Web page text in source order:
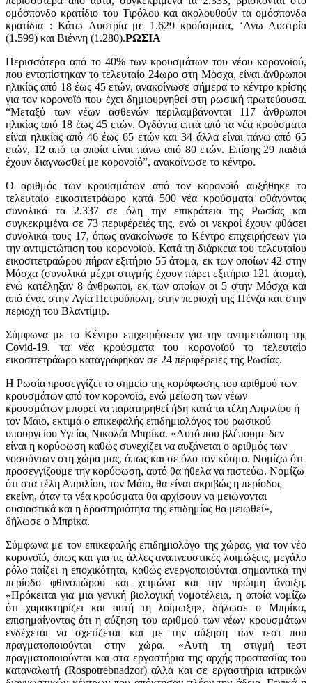
ομόσπονδο κρατίδιο του Τιρόλου και ακολουθούν τα ομόσπονδα
κρατίδια : Κάτω Αυστρία με 1.629 κρούσματα, ‘Ανω Αυστρία
(1.599) και Βιέννη (1.280).ΡΩΣΙΑ
Περισσότερα από το 40% των κρουσμάτων του νέου κορονοϊού,
που εντοπίστηκαν το τελευταίο 24ωρο στη Μόσχα, είναι άνθρωποι
ηλικίας από 18 έως 45 ετών, ανακοίνωσε σήμερα το κέντρο κρίσης
για τον κορονοϊό που έχει δημιουργηθεί στη ρωσική πρωτεύουσα.
“Μεταξύ των νέων ασθενών περιλαμβάνονται 117 άνθρωποι
ηλικίας από 18 έως 45 ετών. Ογδόντα επτά από τα νέα κρούσματα
είναι ηλικίας από 46 έως 65 ετών και 34 άλλα είναι πάνω από 65
ετών, 12 από τα οποία είναι πάνω από 80 ετών. Επίσης 29 παιδιά
έχουν διαγνωσθεί με κορονοϊό”, ανακοίνωσε το κέντρο.
Ο αριθμός των κρουσμάτων από τον κορονοϊό αυξήθηκε το
τελευταίο εικοσιτετράωρο κατά 500 νέα κρούσματα φθάνοντας
συνολικά τα 2.337 σε όλη την επικράτεια της Ρωσίας και
συγκεκριμένα σε 73 περιφέρειές της, ενώ οι νεκροί έχουν φθάσει
συνολικά τους 17, όπως ανακοίνωσε το Κέντρο επιχειρήσεων για
την αντιμετώπιση του κορονοϊού. Κατά τη διάρκεια του τελευταίου
εικοσιτετραώρου πήραν εξιτήριο 55 άτομα, εκ των οποίων 42 στην
Μόσχα (συνολικά μέχρι στιγμής έχουν πάρει εξιτήριο 121 άτομα),
ενώ κατέληξαν 8 άνθρωποι, εκ των οποίων οι 5 στην Μόσχα και
από ένας στην Αγία Πετρούπολη, στην περιοχή της Πένζα και στην
περιοχή του Βλαντίμιρ.
Σύμφωνα με το Κέντρο επιχειρήσεων για την αντιμετώπιση της
Covid-19, τα νέα κρούσματα του κορονοϊού το τελευταίο
εικοσιτετράωρο καταγράφηκαν σε 24 περιφέρειες της Ρωσίας.
Η Ρωσία προσεγγίζει το σημείο της κορύφωσης του αριθμού των
κρουσμάτων από τον κορονοϊό, ενώ μείωση των νέων
κρουσμάτων μπορεί να παρατηρηθεί ήδη κατά τα τέλη Απριλίου ή
τον Μάιο, εκτιμά ο επικεφαλής επιδημιολόγος του ρωσικού
υπουργείου Υγείας Νικολάι Μπρίκα. «Αυτό που βλέπουμε δεν
είναι η κορύφωση καθώς συνεχίζει να αυξάνεται ο αριθμός των
νοσούντων στη χώρα μας, όπως και σε όλο τον κόσμο. Νομίζω ότι
προσεγγίζουμε την κορύφωση, αυτό θα ήθελα να πιστεύω. Νομίζω
ότι στα τέλη Απριλίου, τον Μάιο, θα είναι ακριβώς η περίοδος
εκείνη, όταν τα νέα κρούσματα θα αρχίσουν να μειώνονται
ουσιαστικά και η δραστηριότητα της επιδημίας θα μειωθεί»,
δήλωσε ο Μπρίκα.
Σύμφωνα με τον επικεφαλής επιδημιολόγο της χώρας, για τον νέο
κορονοϊό, όπως και για τις άλλες αναπνευστικές λοιμώξεις, μεγάλο
ρόλο παίζει η εποχικότητα, καθώς ενεργοποιούνται σημαντικά την
περίοδο φθινοπώρου και χειμώνα και την πρώιμη άνοιξη.
«Πρόκειται για μια γενική βιολογική νομοτέλεια, η οποία νομίζω
ότι χαρακτηρίζει και αυτή τη λοίμωξη», δήλωσε ο Μπρίκα,
επισημαίνοντας ότι η αύξηση του αριθμού των νέων κρουσμάτων
ενδέχεται να σχετίζεται και με την αύξηση των τεστ που
πραγματοποιούνται στην χώρα. «Αυτή τη στιγμή τεστ
πραγματοποιούνται και στα εργαστήρια της αρχής προστασίας του
καταναλωτή (Rospotrebnadzor) αλλά και σε εργαστήρια ιατρικών